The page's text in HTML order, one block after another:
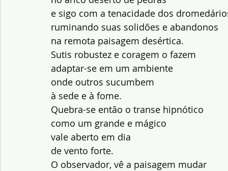
e sigo com a tenacidade dos
ruminando suas solidões e abandonos
na remota paisagem desértica.
Sutis robustez e coragem o fazem
adaptar-se em um ambiente
onde outros sucumbem
à sede e à fome.
Quebra-se então o transe hipnótico
como um grande e mágico
vale aberto em dia
de vento forte.
O observador, vê a paisagem mudar